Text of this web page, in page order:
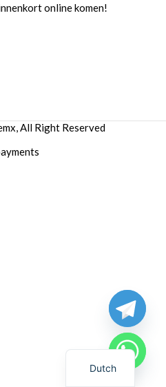
online komen!
All Right Reserved
Dutch